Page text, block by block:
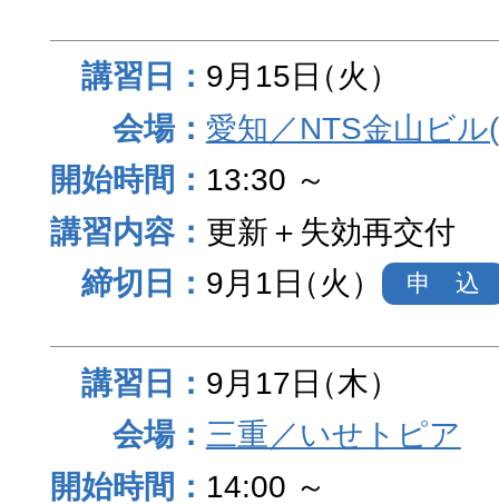
9月15日（火）
愛知／NTS金山ビ
13:30 ～
更新＋失効再交付
9月1日（火） 申 込
9月17日（木）
三重／いせトピア
14:00 ～